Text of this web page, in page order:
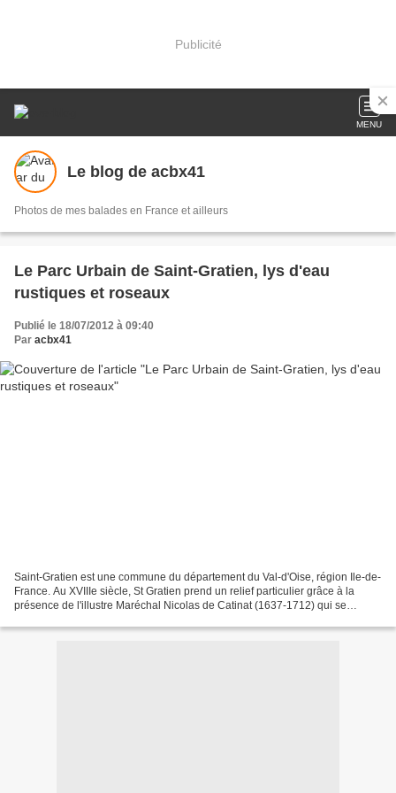
Publicité
MENU
Le blog de acbx41
Photos de mes balades en France et ailleurs
Le Parc Urbain de Saint-Gratien, lys d'eau
rustiques et roseaux
Publié le 18/07/2012 à 09:40
Par acbx41
Saint-Gratien est une commune du département du Val-d'Oise, région Ile-de-
France. Au XVIIIe siècle, St Gratien prend un relief particulier grâce à la
présence de l'illustre Maréchal Nicolas de Catinat (1637-1712) qui se